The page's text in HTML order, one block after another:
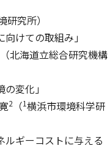
究所）
けての取組み」
北海道立総合研究機構
変化」
2 （1横浜市環境科学研
ギーコストに与える